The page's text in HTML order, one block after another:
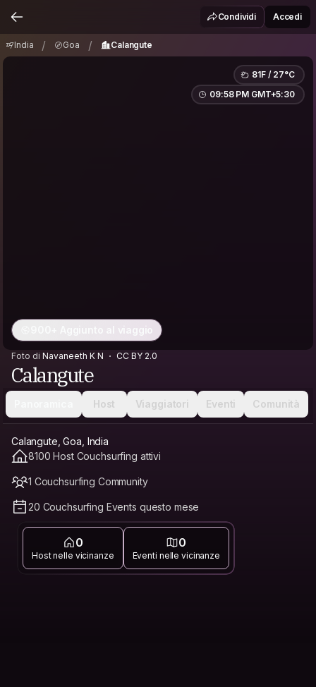
Condividi Accedi
India / Goa / Calangute
81F / 27°C
09:58 PM GMT+5:30
900+ Aggiunto al viaggio
Foto di Navaneeth K N CC BY 2.0
Calangute
Host Viaggiatori Eventi Comunità
Calangute, Goa, India
8100 Host Couchsurfing attivi
1 Couchsurfing Community
20 Couchsurfing Events questo mese
0
Host nelle vicinanze
0
Eventi nelle vicinanze